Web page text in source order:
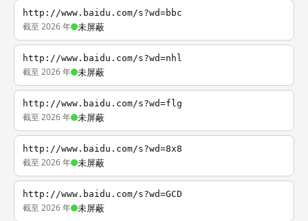
http://www.baidu.com/s?wd=bbc
截至 2026 年 未屏蔽
http://www.baidu.com/s?wd=nhl
截至 2026 年 未屏蔽
http://www.baidu.com/s?wd=flg
截至 2026 年 未屏蔽
http://www.baidu.com/s?wd=8x8
截至 2026 年 未屏蔽
http://www.baidu.com/s?wd=GCD
截至 2026 年 未屏蔽